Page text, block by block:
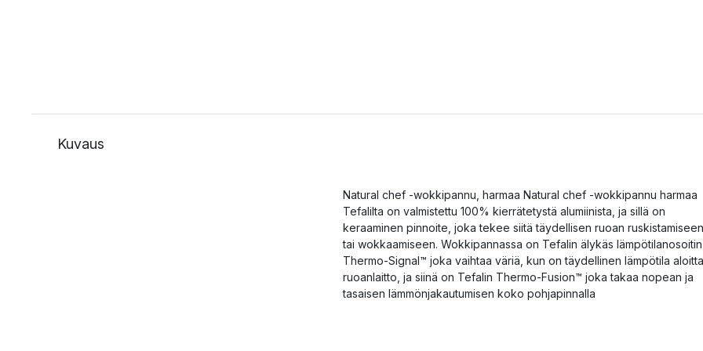
Kuvaus
Natural chef -wokkipannu, harmaa Natural chef -wokkipannu harmaa
Tefalilta on valmistettu 100% kierrätetystä alumiinista, ja sillä on
keraaminen pinnoite, joka tekee siitä täydellisen ruoan ruskistamiseen
tai wokkaamiseen. Wokkipannassa on Tefalin älykäs lämpötilanosoitin
Thermo-Signal™ joka vaihtaa väriä, kun on täydellinen lämpötila
ruoanlaitto, ja siinä on Tefalin Thermo-Fusion™ joka takaa nopean ja
tasaisen lämmönjakautumisen koko pohjapinnalla